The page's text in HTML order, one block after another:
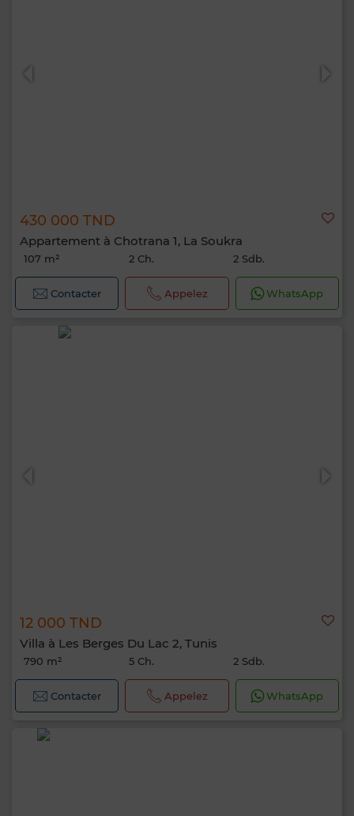
430 000 TND
Appartement à Chotrana 1, La Soukra
107 m² 2 Ch. 2 Sdb.
Contacter Appelez WhatsApp
12 000 TND
Villa à Les Berges Du Lac 2, Tunis
790 m² 5 Ch. 2 Sdb.
Contacter Appelez WhatsApp